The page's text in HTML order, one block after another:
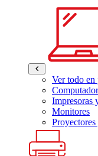
Ver todo en
Impresoras
Monitores